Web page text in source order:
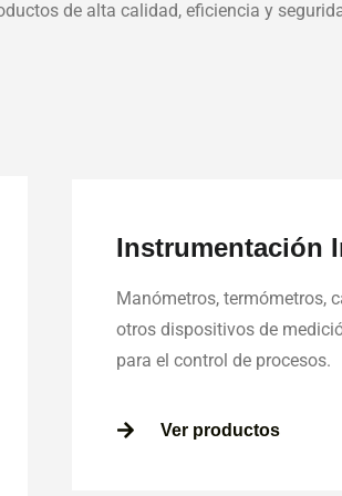
de alta calidad, eficiencia y
Instrumentación
Manómetros, termómetros,
otros dispositivos de
para el control de procesos.
Ver productos